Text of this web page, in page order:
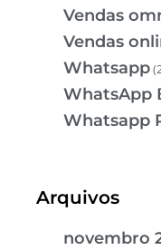
Vendas
Vendas
Whatsapp
WhatsApp
Whatsapp
Arquivos
novembro